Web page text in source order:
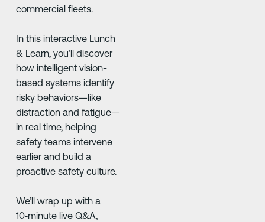
commercial fleets.
In this interactive Lunch
& Learn, you’ll discover
how intelligent vision-
based systems identify
risky behaviors—like
distraction and fatigue—
in real time, helping
safety teams intervene
earlier and build a
proactive safety culture.
We’ll wrap up with a
10‑minute live Q&A,